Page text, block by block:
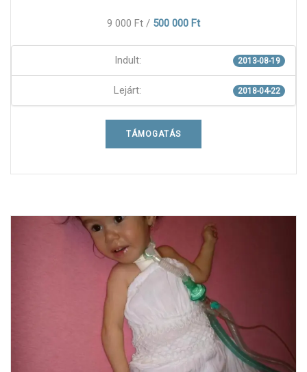
9 000 Ft / 500 000 Ft
Indult: 2013-08-19
Lejárt: 2018-04-22
TÁMOGATÁS